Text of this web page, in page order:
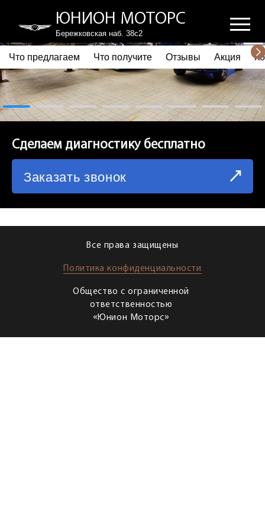
ЮНИОН МОТОРС
Бережковская наб. 38с2
ПОЧЕМУ ВЫБИРАЮТ НАС
ЧТО ПРЕДЛАГАЕМ
ЧТО ПОЛУЧИТЕ
СХЕМА ПРОЕЗДА
Что предлагаем Что получите Отзывы Акция
Сделаем диагностику бесплатно
Заказать звонок
Все права защищены
Политика конфиденциальности
Общество с ограниченной
ответственностью
«Юнион Моторс»